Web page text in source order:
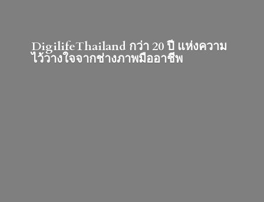
DigilifeThailand กว่า 20 ปี แห่งความ
ไว้วางใจจากช่างภาพมืออาชีพ